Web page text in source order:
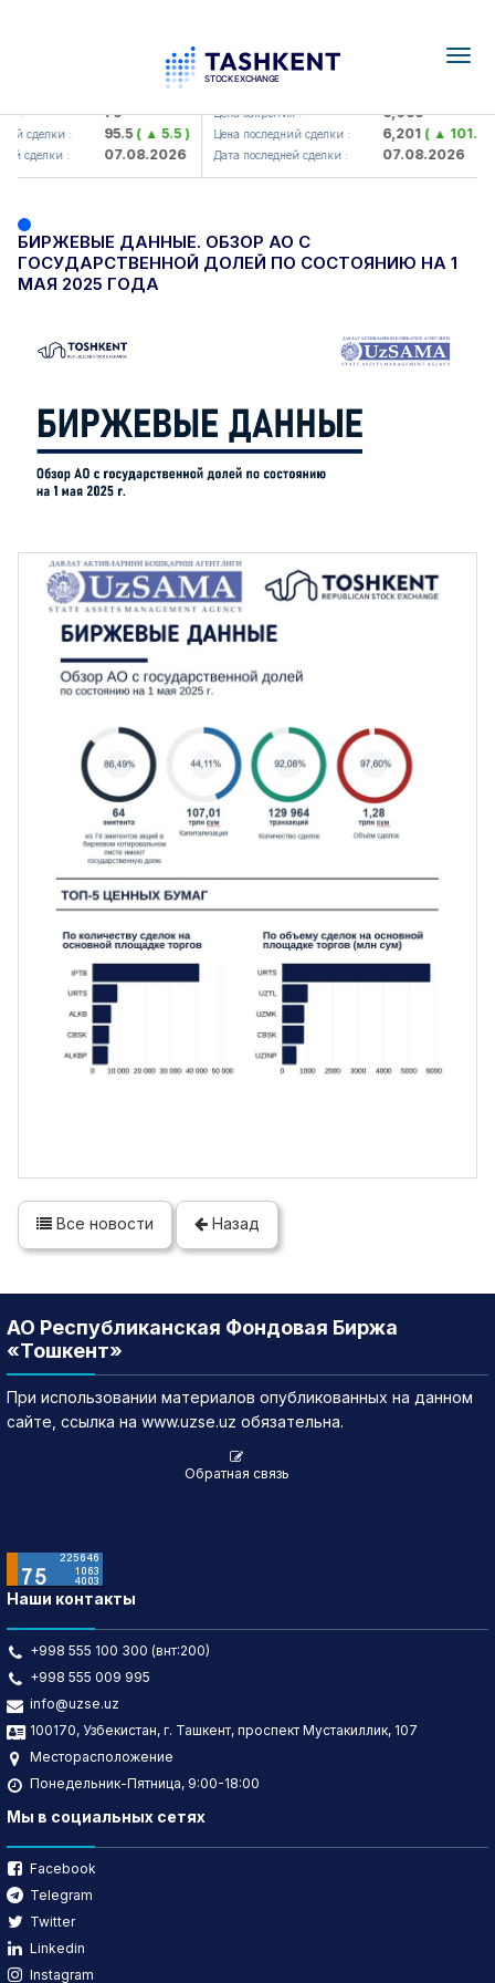
: 79
сделки : 95.5( ▲ 5.5 )
сделки : 07.08.2026
UZMK (<O'zmetkombinat> AJ)
Цена закрытия : 6,099
Цена последний сделки : 6,201( ▲ 101.04
Дата последней сделки : 07.08.2026
БИРЖЕВЫЕ ДАННЫЕ. ОБЗОР АО С
ГОСУДАРСТВЕННОЙ ДОЛЕЙ ПО СОСТОЯНИЮ НА 1
МАЯ 2025 ГОДА
Все новости Назад
АО Республиканская Фондовая Биржа
«Тошкент»
При использовании материалов опубликованных на данном
сайте, ссылка на www.uzse.uz обязательна.
Обратная связь
Наши контакты
+998 555 100 300 (внт:200)
+998 555 009 995
info@uzse.uz
100170, Узбекистан, г. Ташкент, проспект Мустакиллик, 107
Месторасположение
Понедельник-Пятница, 9:00-18:00
Мы в социальных сетях
Facebook
Telegram
Twitter
Linkedin
Instagram